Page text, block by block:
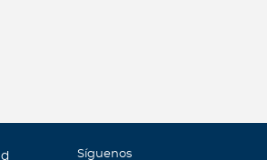
Síguenos